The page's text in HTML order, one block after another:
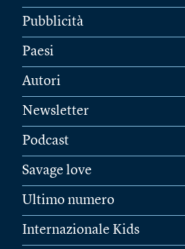
Pubblicità
Paesi
Autori
Newsletter
Podcast
Savage love
Ultimo numero
Internazionale Kids